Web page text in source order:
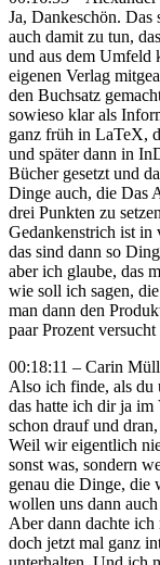
Ja, Dankeschön. Das
auch damit zu tun,
und aus dem Umfeld
eigenen Verlag
den Buchsatz
sowieso klar als
ganz früh in LaTeX,
und später dann in
Bücher gesetzt und
Dinge auch, die Das
drei Punkten zu
Gedankenstrich ist in
das sind dann so
aber ich glaube, das
wie soll ich sagen,
man dann den
paar Prozent
00:18:11 – Carin
Also ich finde, als du
das hatte ich dir ja im
schon drauf und
Weil wir eigentlich
sonst was, sondern
genau die Dinge, die
wollen uns dann
Aber dann dachte
doch jetzt mal ganz